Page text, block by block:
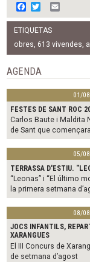
F
a
c
e
b
o
o
k
w
i
t
t
e
m
l
ETIQUETAS
obres, 613 vivendes,
AGENDA
01/
FESTES DE SANT ROC
Carlos Baute i Maldita
de Sant que
05/
TERRASSA D'ESTIU.
“Leonas” i “El último
la primera setmana
08/
JOCS INFANTILS,
XARANGUES
El III Concurs de
de setmana d’agost